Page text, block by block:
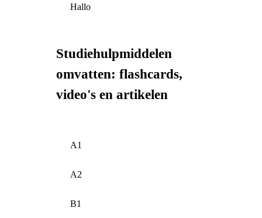
Hallo
Studiehulpmiddelen
omvatten: flashcards,
video's en artikelen
A1
A2
B1